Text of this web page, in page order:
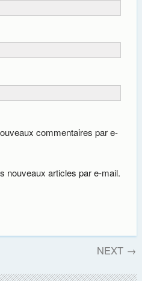
commentaires par e-
nouveaux articles par e-mail.
NEXT →